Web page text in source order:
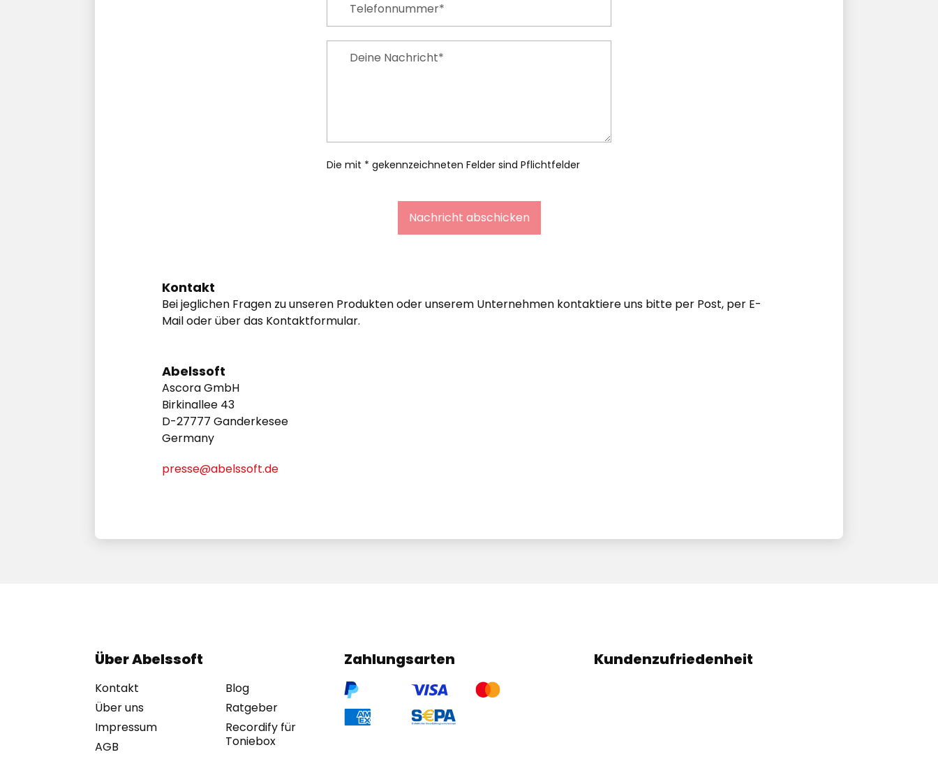
Telefonnummer*
Deine Nachricht*
Die mit * gekennzeichneten Felder sind Pflichtfelder
Nachricht abschicken
Kontakt
Bei jeglichen Fragen zu unseren Produkten oder unserem Unternehmen kontaktiere uns bitte per Post, per E-
Mail oder über das Kontaktformular.
Abelssoft
Ascora GmbH
Birkinallee 43
D-27777 Ganderkesee
Germany
presse@abelssoft.de
Über Abelssoft
Kontakt
Über uns
Impressum
AGB
Blog
Ratgeber
Recordify für
Toniebox
Zahlungsarten Kundenzufriedenheit